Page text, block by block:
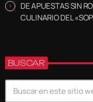
DE APUESTAS SIN
CULINARIO DEL
BUSCAR